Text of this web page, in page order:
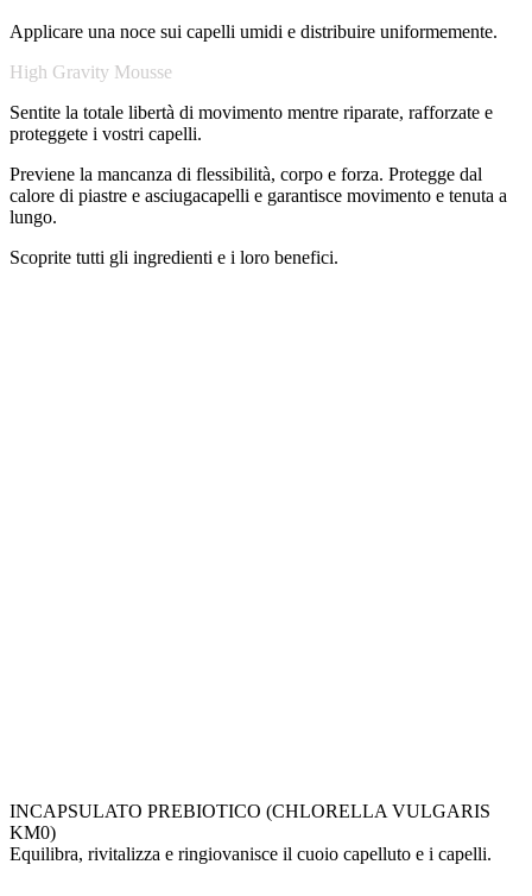
Applicare una noce sui capelli umidi e distribuire uniformemente.
High Gravity Mousse
Sentite la totale libertà di movimento mentre riparate, rafforzate e
proteggete i vostri capelli.
Previene la mancanza di flessibilità, corpo e forza. Protegge dal
calore di piastre e asciugacapelli e garantisce movimento e tenuta a
lungo.
Scoprite tutti gli ingredienti e i loro benefici.
INCAPSULATO PREBIOTICO (CHLORELLA VULGARIS
KM0)
Equilibra, rivitalizza e ringiovanisce il cuoio capelluto e i capelli.